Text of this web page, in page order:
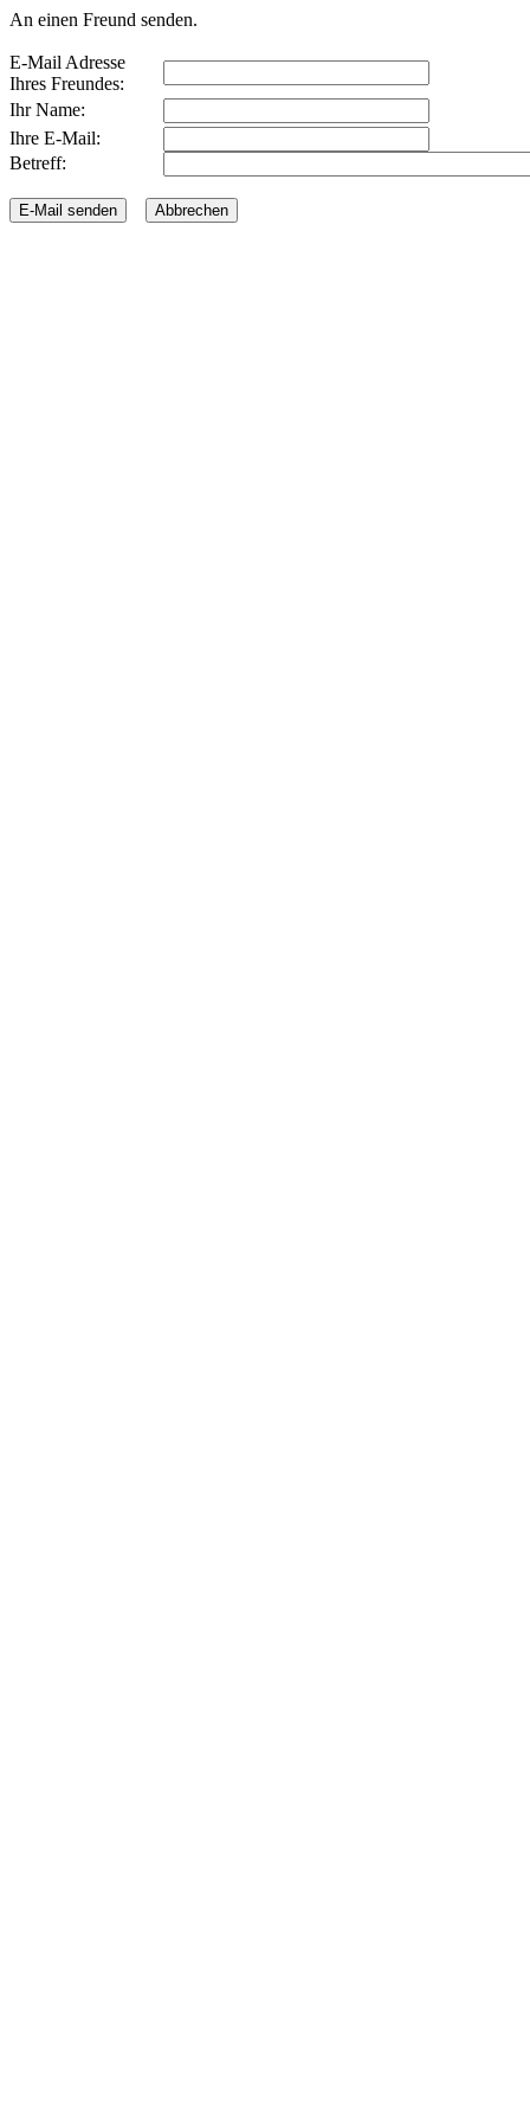
An einen Freund senden.
E-Mail Adresse
Ihres Freundes:
Ihr Name:
Ihre E-Mail:
Betreff: